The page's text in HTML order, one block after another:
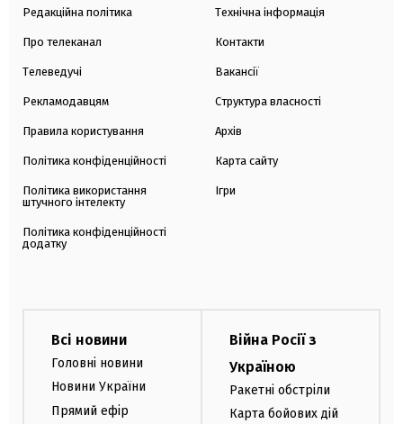
Редакційна політика
Про телеканал
Телеведучі
Рекламодавцям
Правила користування
Політика конфіденційності
Політика використання
штучного інтелекту
Політика конфіденційності
додатку
Технічна інформація
Контакти
Вакансії
Структура власності
Архів
Карта сайту
Ігри
Всі новини
Головні новини
Новини України
Прямий ефір
Війна Росії з
Україною
Ракетні обстріли
Карта бойових дій